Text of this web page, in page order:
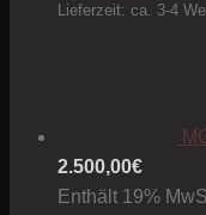
Lieferzeit: ca. 3-4
2.500,00€
Enthält 19%